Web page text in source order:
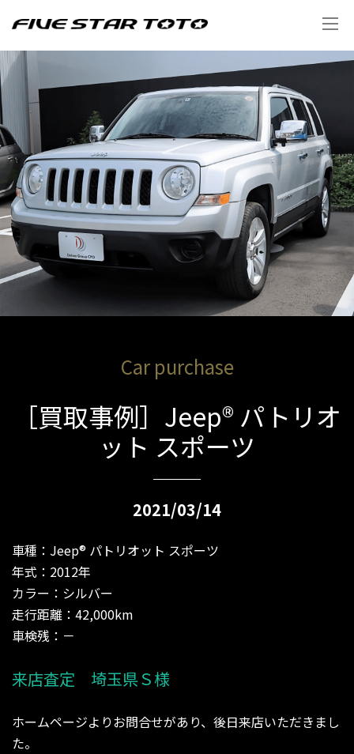
Car purchase
［買取事例］Jeep® パトリオ
ット スポーツ
2021/03/14
車種：Jeep® パトリオット スポーツ
年式：2012年
カラー：シルバー
走行距離：42,000km
車検残：－
来店査定 埼玉県Ｓ様
ホームページよりお問合せがあり、後日来店いただきまし
た。